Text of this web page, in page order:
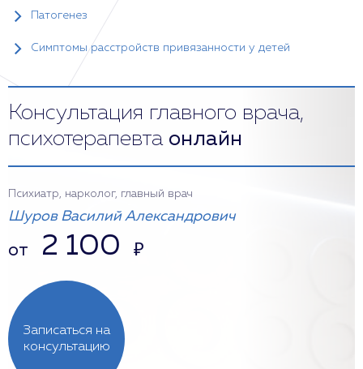
Патогенез
Симптомы расстройств привязанности у детей
Консультация главного врача,
психотерапевта онлайн
Записаться на
консультацию
Психиатр, нарколог, главный врач
Шуров Василий Александрович
от 2 100 ₽